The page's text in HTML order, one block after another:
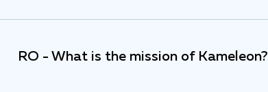
RO - What is the mission of Kameleon?